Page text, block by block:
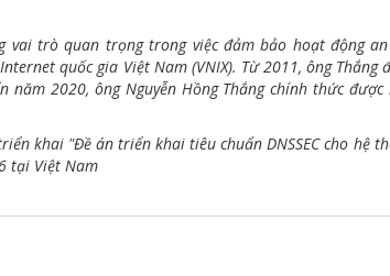
vai trò quan trọng trong việc đảm bảo hoạt động
quốc gia Việt Nam (VNIX). Từ 2011, ông Thắng
năm 2020, ông Nguyễn Hồng Thắng chính thức
khai "Đề án triển khai tiêu chuẩn DNSSEC cho hệ
tại Việt Nam